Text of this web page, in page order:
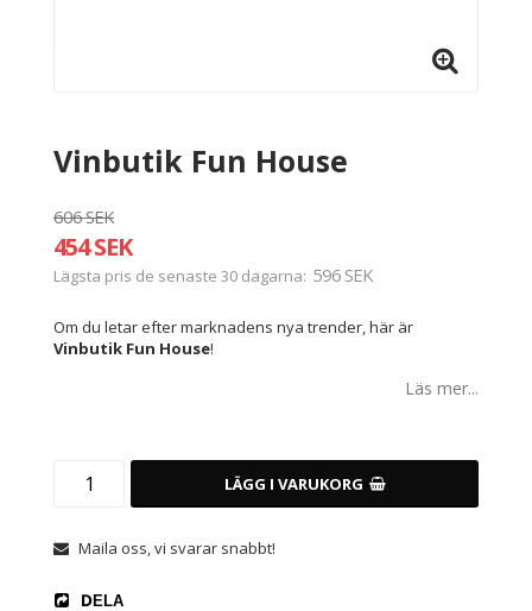
Vinbutik Fun House
606 SEK
454 SEK
Lägsta pris de senaste 30 dagarna 596 SEK
Om du letar efter marknadens nya trender, här är
Vinbutik Fun House!
Läs mer...
LÄGG I VARUKORG
Maila oss, vi svarar snabbt!
DELA